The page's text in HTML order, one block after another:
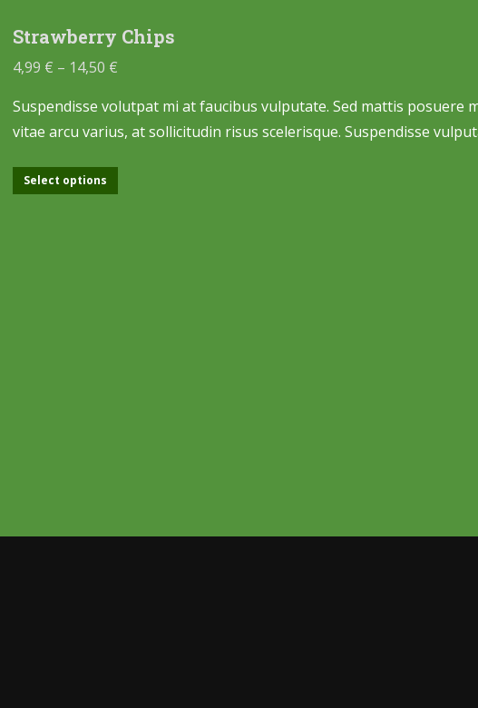
Strawberry Chips
4,99 € – 14,50 €
Suspendisse volutpat mi at faucibus vulputate. Sed mattis posuere
vitae arcu varius, at sollicitudin risus scelerisque. Suspendisse
Select options